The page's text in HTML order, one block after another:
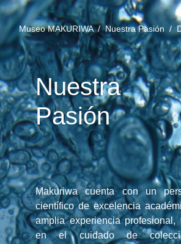
Museo MAKURIWA /Nuestra Pasión /
Nuestra
Pasión
Makuriwa cuenta con un
científico de excelencia
amplia experiencia profesional,
en el cuidado de